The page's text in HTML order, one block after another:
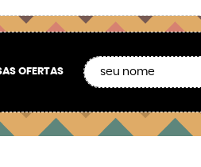
OFERTAS